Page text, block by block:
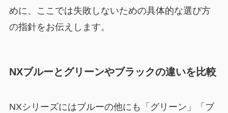
めに、ここでは失敗しないための具体的な選び方
の指針をお伝えします。
NXブルーとグリーンやブラックの違いを比較
NXシリーズにはブルーの他にも「グリーン」「ブ